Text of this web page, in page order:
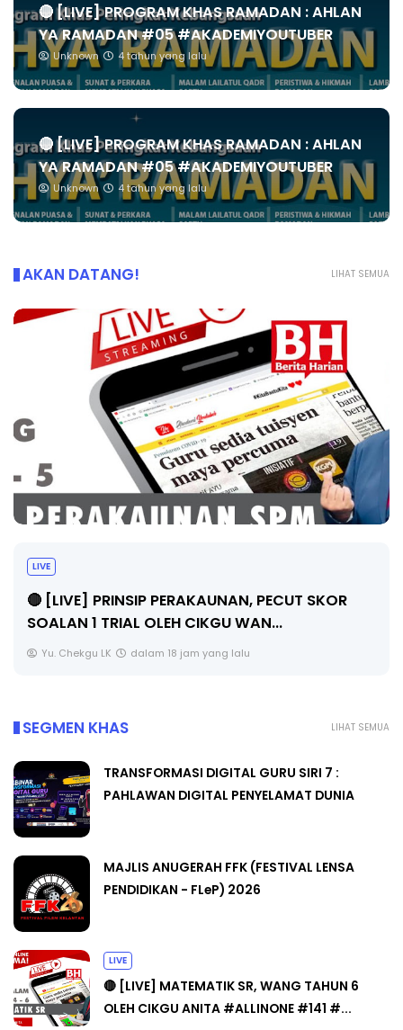
🔴 [LIVE] PROGRAM KHAS RAMADAN : AHLAN
YA RAMADAN #05 #AKADEMIYOUTUBER
Unknown 4 tahun yang lalu
🔴 [LIVE] PROGRAM KHAS RAMADAN : AHLAN
YA RAMADAN #05 #AKADEMIYOUTUBER
Unknown 4 tahun yang lalu
LIHAT SEMUA
AKAN DATANG!
LIVE
🔴 [LIVE] PRINSIP PERAKAUNAN, PECUT SKOR
SOALAN 1 TRIAL OLEH CIKGU WAN...
Yu. Chekgu LK dalam 18 jam yang lalu
LIHAT SEMUA
SEGMEN KHAS
TRANSFORMASI DIGITAL GURU SIRI 7 :
PAHLAWAN DIGITAL PENYELAMAT DUNIA
MAJLIS ANUGERAH FFK (FESTIVAL LENSA
PENDIDIKAN - FLeP) 2026
LIVE
🔴 [LIVE] MATEMATIK SR, WANG TAHUN 6
OLEH CIKGU ANITA #ALLINONE #141 #...